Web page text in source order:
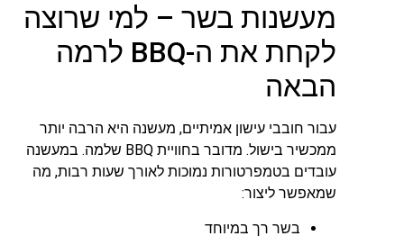
מעשנות בשר – למי שרוצה
לקחת את ה-BBQ לרמה
הבאה
עבור חובבי עישון אמיתיים, מעשנה היא הרבה יותר
ממכשיר בישול. מדובר בחוויית BBQ שלמה. במעשנה
עובדים בטמפרטורות נמוכות לאורך שעות רבות, מה
שמאפשר ליצור:
בשר רך במיוחד